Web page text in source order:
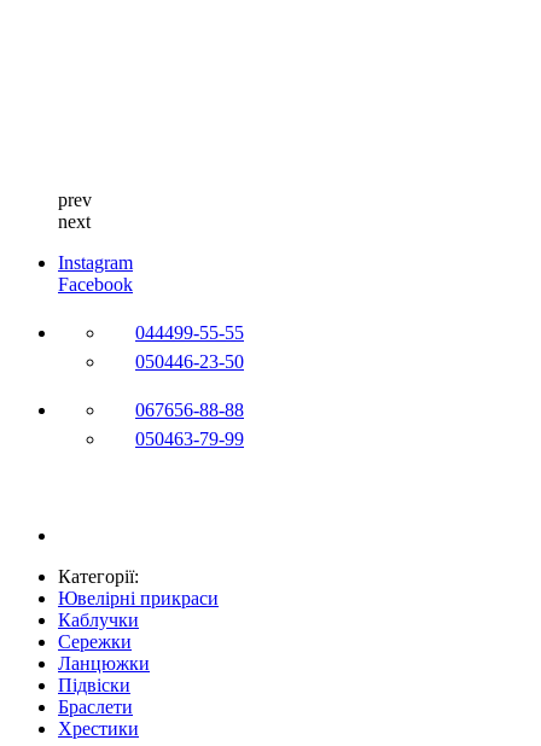
prev
next
Instagram
Facebook
044499-55-55
050446-23-50
067656-88-88
050463-79-99
Категорії:
Ювелірні прикраси
Каблучки
Сережки
Ланцюжки
Підвіски
Браслети
Хрестики